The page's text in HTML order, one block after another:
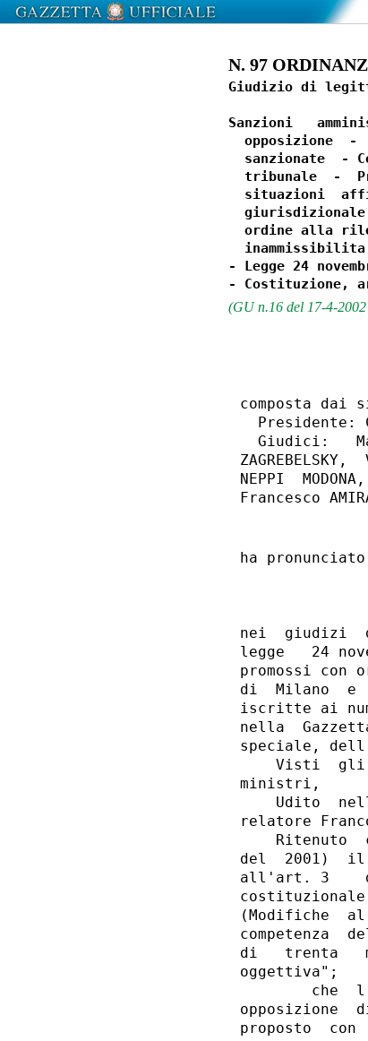
N. 97
Giudizio di
Sanzioni
opposizione  -
sanzionate  -
tribunale  -
situazioni
ordine alla
- Legge 24
(GU n.16 del 17-4-
composta dai
Presidente:
Giudici:
NEPPI
ha
nei  giudizi
legge   24
promossi con
di  Milano  e
iscritte ai
nella
speciale,
Visti
ministri,
Udito
relatore
Ritenuto
del  2001)  il
all'art. 3
(Modifiche
competenza
di   trenta
oggettiva";
che
opposizione
proposto